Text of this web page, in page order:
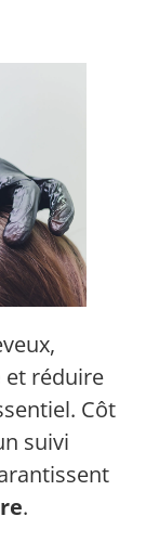
et réduire
Côté
suivi
.